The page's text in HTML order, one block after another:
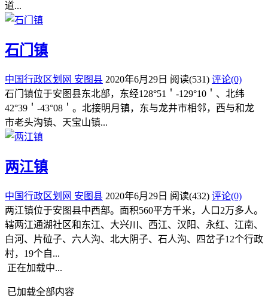
道...
石门镇
中国行政区划网 安图县 2020年6月29日 阅读(531) 评论(0)
石门镇位于安图县东北部，东经128°51＇-129°10＇、北纬
42°39＇-43°08＇。北接明月镇，东与龙井市相邻，西与和龙
市老头沟镇、天宝山镇...
两江镇
中国行政区划网 安图县 2020年6月29日 阅读(432) 评论(0)
两江镇位于安图县中西部。面积560平方千米，人口2万多人。
辖两江通湖社区和东江、大兴川、西江、汉阳、永红、江南、
白河、片砬子、六人沟、北大阴子、石人沟、四岔子12个行政
村，19个自...
正在加载中...
已加载全部内容